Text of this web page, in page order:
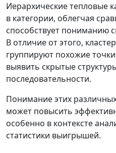
Иерархические тепловые
в категории, облегчая
способствует пониманию
В отличие от этого,
группируют похожие
выявить скрытые
последовательности.
Понимание этих
может повысить
особенно в контексте
статистики выигрышей.